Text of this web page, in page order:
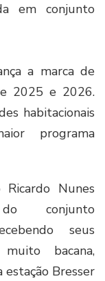
em conjunto
a marca de
2025 e 2026.
habitacionais
programa
Nunes
do conjunto
seus
bacana,
estação Bresser